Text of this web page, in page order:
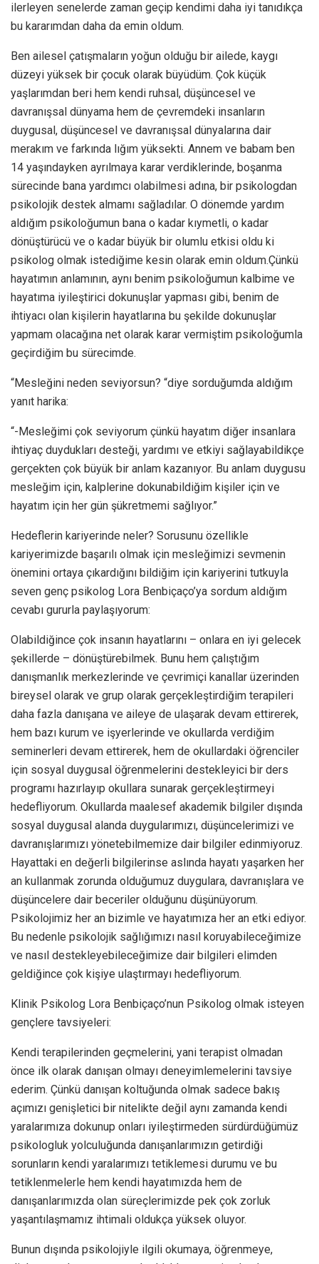
ilerleyen senelerde zaman geçip kendimi daha iyi tanıdıkça
bu kararımdan daha da emin oldum.
Ben ailesel çatışmaların yoğun olduğu bir ailede, kaygı
düzeyi yüksek bir çocuk olarak büyüdüm. Çok küçük
yaşlarımdan beri hem kendi ruhsal, düşüncesel ve
davranışsal dünyama hem de çevremdeki insanların
duygusal, düşüncesel ve davranışsal dünyalarına dair
merakım ve farkında lığım yüksekti. Annem ve babam ben
14 yaşındayken ayrılmaya karar verdiklerinde, boşanma
sürecinde bana yardımcı olabilmesi adına, bir psikologdan
psikolojik destek almamı sağladılar. O dönemde yardım
aldığım psikoloğumun bana o kadar kıymetli, o kadar
dönüştürücü ve o kadar büyük bir olumlu etkisi oldu ki
psikolog olmak istediğime kesin olarak emin oldum.Çünkü
hayatımın anlamının, aynı benim psikoloğumun kalbime ve
hayatıma iyileştirici dokunuşlar yapması gibi, benim de
ihtiyacı olan kişilerin hayatlarına bu şekilde dokunuşlar
yapmam olacağına net olarak karar vermiştim psikoloğumla
geçirdiğim bu sürecimde.
“Mesleğini neden seviyorsun? “diye sorduğumda aldığım
yanıt harika:
“-Mesleğimi çok seviyorum çünkü hayatım diğer insanlara
ihtiyaç duydukları desteği, yardımı ve etkiyi sağlayabildikçe
gerçekten çok büyük bir anlam kazanıyor. Bu anlam duygusu
mesleğim için, kalplerine dokunabildiğim kişiler için ve
hayatım için her gün şükretmemi sağlıyor.”
Hedeflerin kariyerinde neler? Sorusunu özellikle
kariyerimizde başarılı olmak için mesleğimizi sevmenin
önemini ortaya çıkardığını bildiğim için kariyerini tutkuyla
seven genç psikolog Lora Benbiçaço’ya sordum aldığım
cevabı gururla paylaşıyorum:
Olabildiğince çok insanın hayatlarını – onlara en iyi gelecek
şekillerde – dönüştürebilmek. Bunu hem çalıştığım
danışmanlık merkezlerinde ve çevrimiçi kanallar üzerinden
bireysel olarak ve grup olarak gerçekleştirdiğim terapileri
daha fazla danışana ve aileye de ulaşarak devam ettirerek,
hem bazı kurum ve işyerlerinde ve okullarda verdiğim
seminerleri devam ettirerek, hem de okullardaki öğrenciler
için sosyal duygusal öğrenmelerini destekleyici bir ders
programı hazırlayıp okullara sunarak gerçekleştirmeyi
hedefliyorum. Okullarda maalesef akademik bilgiler dışında
sosyal duygusal alanda duygularımızı, düşüncelerimizi ve
davranışlarımızı yönetebilmemize dair bilgiler edinmiyoruz.
Hayattaki en değerli bilgilerinse aslında hayatı yaşarken her
an kullanmak zorunda olduğumuz duygulara, davranışlara ve
düşüncelere dair beceriler olduğunu düşünüyorum.
Psikolojimiz her an bizimle ve hayatımıza her an etki ediyor.
Bu nedenle psikolojik sağlığımızı nasıl koruyabileceğimize
ve nasıl destekleyebileceğimize dair bilgileri elimden
geldiğince çok kişiye ulaştırmayı hedefliyorum.
Klinik Psikolog Lora Benbiçaço’nun Psikolog olmak isteyen
gençlere tavsiyeleri:
Kendi terapilerinden geçmelerini, yani terapist olmadan
önce ilk olarak danışan olmayı deneyimlemelerini tavsiye
ederim. Çünkü danışan koltuğunda olmak sadece bakış
açımızı genişletici bir nitelikte değil aynı zamanda kendi
yaralarımıza dokunup onları iyileştirmeden sürdürdüğümüz
psikologluk yolculuğunda danışanlarımızın getirdiği
sorunların kendi yaralarımızı tetiklemesi durumu ve bu
tetiklenmelerle hem kendi hayatımızda hem de
danışanlarımızda olan süreçlerimizde pek çok zorluk
yaşantılaşmamız ihtimali oldukça yüksek oluyor.
Bunun dışında psikolojiyle ilgili okumaya, öğrenmeye,